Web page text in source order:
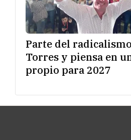
Parte del
Torres y piensa en
propio para 2027